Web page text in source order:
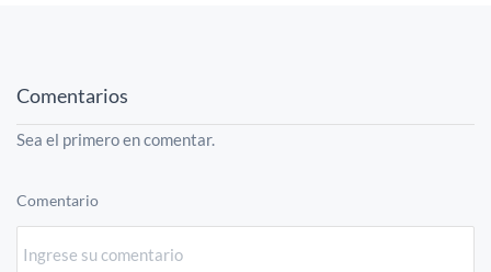
Comentarios
Sea el primero en comentar.
Comentario